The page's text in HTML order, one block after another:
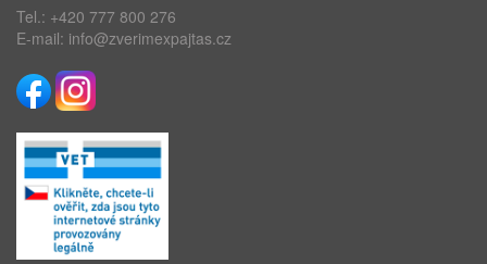
Tel.: +420 777 800 276
E-mail: info@zverimexpajtas.cz